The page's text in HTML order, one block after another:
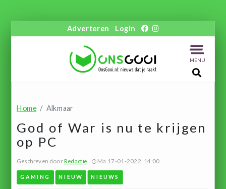
Adverteren Login
MENU
Home Alkmaar
God of War is nu te krijgen
op PC
Geschreven doorRedactie Ma 17-01-2022, 14:00
GAMING NIEUW NIEUWS